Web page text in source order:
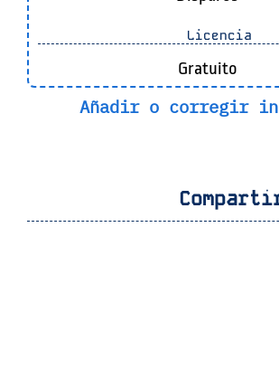
Licencia
Gratuito
Añadir o corregir